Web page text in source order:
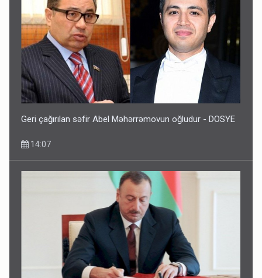
Geri çağırılan səfir Abel Məhərrəmovun oğludur - DOSYE
14:07